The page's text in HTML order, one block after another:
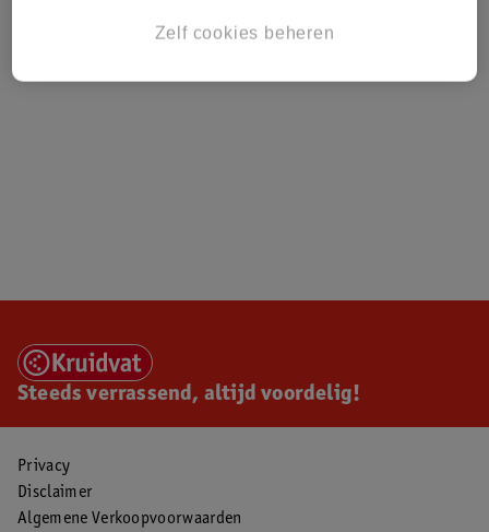
Steeds verrassend, altijd voordelig!
Privacy
Disclaimer
Algemene Verkoopvoorwaarden
Zelf cookies beheren